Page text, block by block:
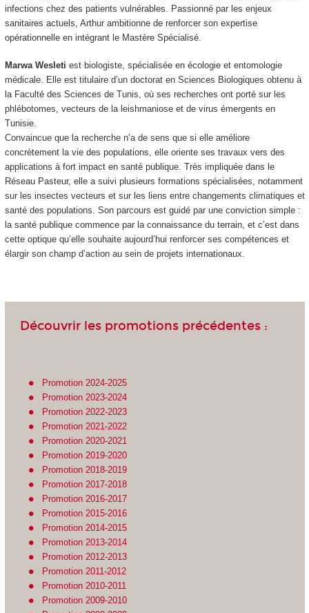
infections chez des patients vulnérables. Passionné par les enjeux
sanitaires actuels, Arthur ambitionne de renforcer son expertise
opérationnelle en intégrant le Mastère Spécialisé.
Marwa Wesleti est biologiste, spécialisée en écologie et entomologie
médicale. Elle est titulaire d’un doctorat en Sciences Biologiques obtenu à
la Faculté des Sciences de Tunis, où ses recherches ont porté sur les
phlébotomes, vecteurs de la leishmaniose et de virus émergents en
Tunisie.
Convaincue que la recherche n’a de sens que si elle améliore
concrètement la vie des populations, elle oriente ses travaux vers des
applications à fort impact en santé publique. Très impliquée dans le
Réseau Pasteur, elle a suivi plusieurs formations spécialisées, notamment
sur les insectes vecteurs et sur les liens entre changements climatiques et
santé des populations. Son parcours est guidé par une conviction simple :
la santé publique commence par la connaissance du terrain, et c’est dans
cette optique qu’elle souhaite aujourd’hui renforcer ses compétences et
élargir son champ d’action au sein de projets internationaux.
Découvrir les promotions précédentes :
Promotion 2024-2025
Promotion 2023-2024
Promotion 2022-2023
Promotion 2021-2022
Promotion 2020-2021
Promotion 2019-2020
Promotion 2018-2019
Promotion 2017-2018
Promotion 2016-2017
Promotion 2015-2016
Promotion 2014-2015
Promotion 2013-2014
Promotion 2012-2013
Promotion 2011-2012
Promotion 2010-2011
Promotion 2009-2010